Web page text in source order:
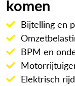
komen
Bijtelling en
BPM en
Elektrisch